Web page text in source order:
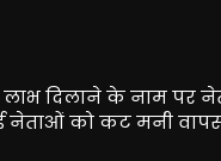
लाभ दिलाने के नाम पर
नेताओं को कट मनी